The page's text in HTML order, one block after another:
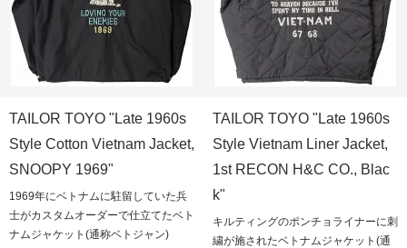
TAILOR TOYO "Late 1960s
Style Cotton Vietnam Jacket,
SNOOPY 1969"
1969年にベトナムに駐留していた兵
士がカスタムオーダーで仕立てたベト
ナムジャケット(通称ベトジャン)
TAILOR TOYO "Late 1960s
Style Vietnam Liner Jacket,
1st RECON H&C CO., Blac
k"
キルティングのポンチョライナーに刺
繍が施されたベトナムジャケット(通